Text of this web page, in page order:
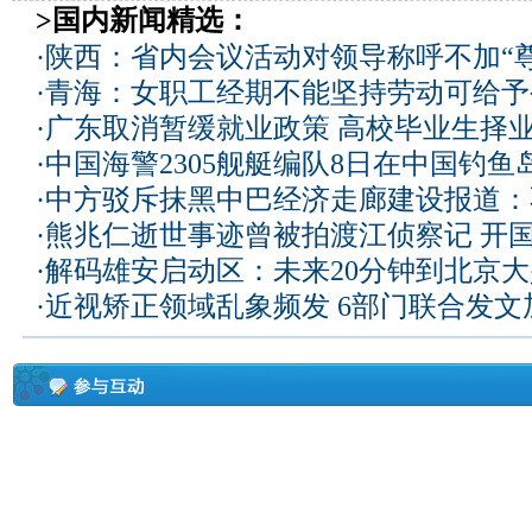
>国内新闻精选：
· 陕西：省内会议活动对领导称呼不加“
·青海：女职工经期不能坚持劳动可给
·广东取消暂缓就业政策 高校毕业生择
·中国海警2305舰艇编队8日在中国钓鱼
·中方驳斥抹黑中巴经济走廊建设报道
·熊兆仁逝世事迹曾被拍渡江侦察记 开
·解码雄安启动区：未来20分钟到北京
·近视矫正领域乱象频发 6部门联合发文